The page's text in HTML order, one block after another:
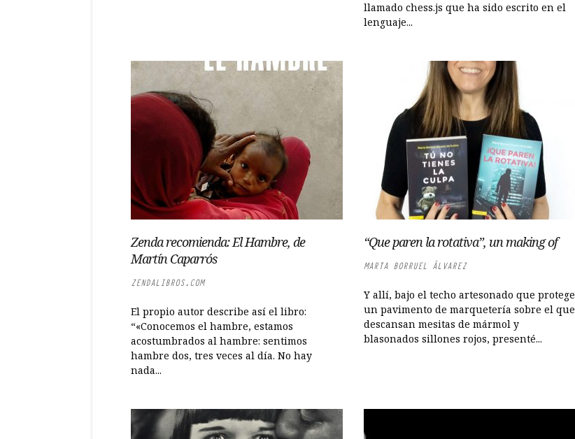
llamado chess.js que ha sido escrito en el
lenguaje...
Zenda recomienda: El Hambre, de
Martín Caparrós
ZENDALIBROS.COM
El propio autor describe así el libro:
“«Conocemos el hambre, estamos
acostumbrados al hambre: sentimos
hambre dos, tres veces al día. No hay
nada...
“Que paren la rotativa”, un making of
MARTA BORRUEL ÁLVAREZ
Y allí, bajo el techo artesonado que protege
un pavimento de marquetería sobre el que
descansan mesitas de mármol y
blasonados sillones rojos, presenté...